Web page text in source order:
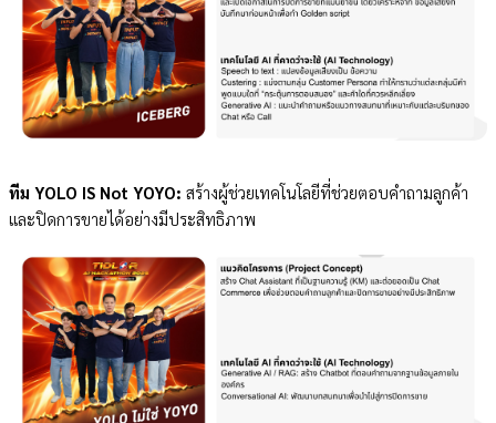
ทีม YOLO IS Not YOYO: สร้างผู้ช่วยเทคโนโลยีที่ช่วยตอบคำถามลูกค้า
และปิดการขายได้อย่างมีประสิทธิภาพ